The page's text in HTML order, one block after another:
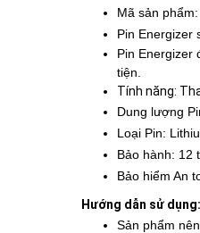
Mã sản phẩm:
Pin Energizer
Pin Energizer
tiện.
Tính năng:
Dung lượng
Loại Pin:
Bảo hành: 12
Bảo hiểm An
Hướng dẫn sử dụng:
Sản phẩm